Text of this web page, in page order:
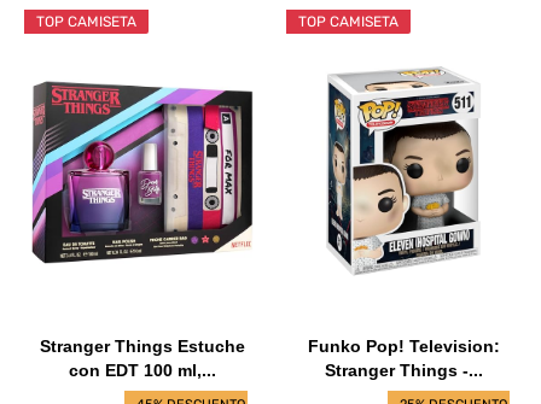
TOP CAMISETA
Stranger Things Estuche
con EDT 100 ml,...
TOP CAMISETA
Funko Pop! Television:
Stranger Things -...